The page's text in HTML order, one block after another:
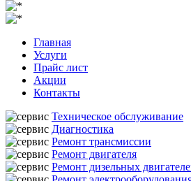
Главная
Услуги
Прайс лист
Акции
Контакты
Техническое обслуживание
Диагностика
Ремонт трансмиссии
Ремонт двигателя
Ремонт дизельных